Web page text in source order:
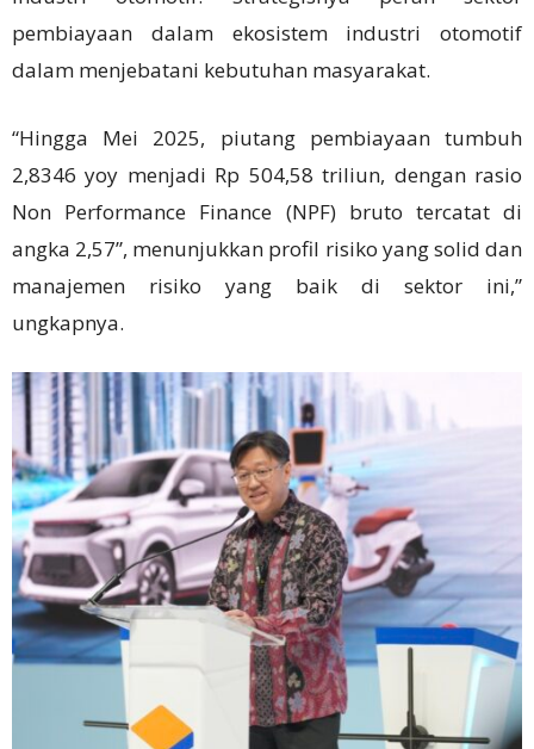
pembiayaan dalam ekosistem industri otomotif
dalam menjebatani kebutuhan masyarakat.
“Hingga Mei 2025, piutang pembiayaan tumbuh
2,8346 yoy menjadi Rp 504,58 triliun, dengan rasio
Non Performance Finance (NPF) bruto tercatat di
angka 2,57”, menunjukkan profil risiko yang solid dan
manajemen risiko yang baik di sektor ini,”
ungkapnya.